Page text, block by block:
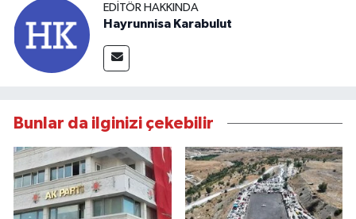
EDITÖR HAKKINDA
Hayrunnisa Karabulut
Bunlar da ilginizi çekebilir